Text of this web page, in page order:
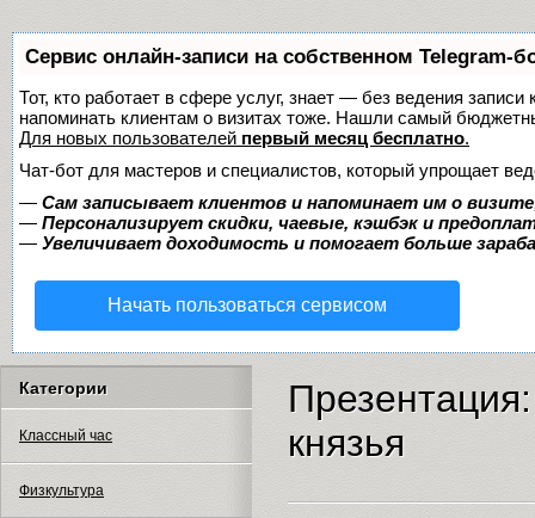
Сервис онлайн-записи на собственном Telegram-
Тот, кто работает в сфере услуг, знает — без ведения
напоминать клиентам о визитах тоже. Нашли самый
Для новых пользователей первый месяц бесплатно.
Чат-бот для мастеров и специалистов, который упрощает
— Сам записывает клиентов и напоминает им о
— Персонализирует скидки, чаевые, кэшбэк и
— Увеличивает доходимость и помогает больше
Начать пользоваться сервисом
Категории
Классный час
Физкультура
князья